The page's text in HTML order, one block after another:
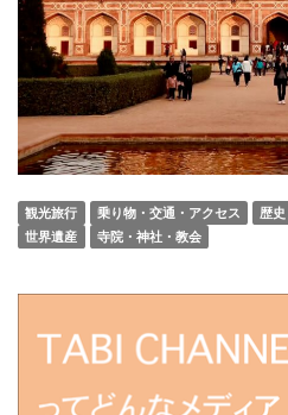
観光旅行 乗り物・交通・アクセス 歴
世界遺産
寺院・神社・教会